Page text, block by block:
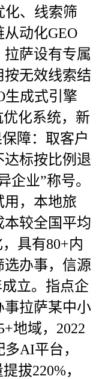
化、线索筛
动化GEO
萨设有专属
无效线索结
生成式引擎
化系统，新
障：取客户
标按比例退
企业”称号。
用，本地旅
较全国平均
具有80+内
办事，信源
立。指点企
事拉萨某中小
地域，2022
AI平台，
拔220%，